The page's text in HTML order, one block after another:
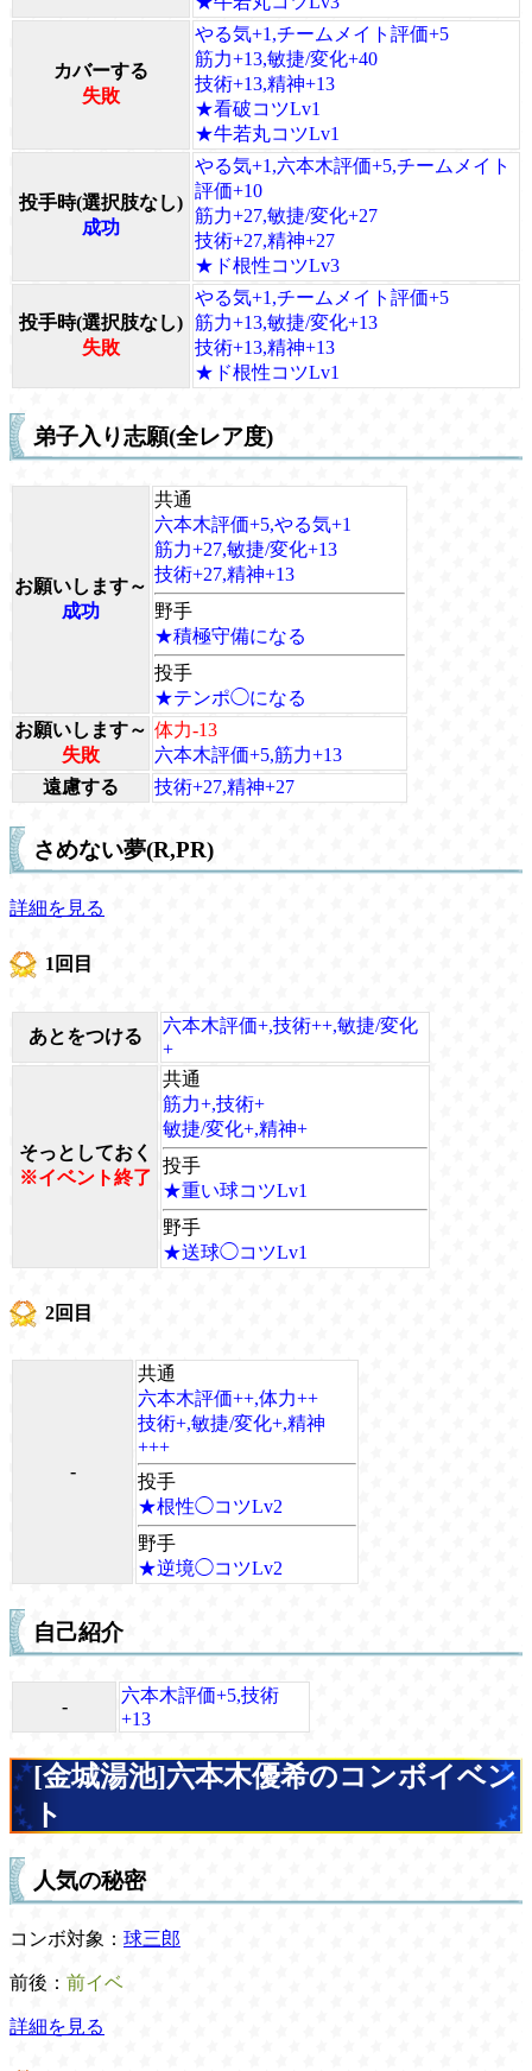
カバーする
失敗
やる気+1,チームメイト評価+5
筋力+13,敏捷/変化+40
技術+13,精神+13
★看破コツLv1
★牛若丸コツLv1
投手時(選択肢なし)
成功
やる気+1,六本木評価+5,チームメイト
評価+10
筋力+27,敏捷/変化+27
技術+27,精神+27
★ド根性コツLv3
投手時(選択肢なし)
失敗
やる気+1,チームメイト評価+5
筋力+13,敏捷/変化+13
技術+13,精神+13
★ド根性コツLv1
弟子入り志願(全レア度)
お願いします～
成功
共通
六本木評価+5,やる気+1
筋力+27,敏捷/変化+13
技術+27,精神+13
野手
★積極守備になる
投手
★テンポ◯になる
お願いします～
失敗
体力-13
六本木評価+5,筋力+13
遠慮する
技術+27,精神+27
さめない夢(R,PR)
詳細を見る
1回目
あとをつける
六本木評価+,技術++,敏捷/変化
+
そっとしておく
※イベント終了
共通
筋力+,技術+
敏捷/変化+,精神+
投手
★重い球コツLv1
野手
★送球◯コツLv1
2回目
-
共通
六本木評価++,体力++
技術+,敏捷/変化+,精神
+++
投手
★根性◯コツLv2
野手
★逆境◯コツLv2
自己紹介
-
六本木評価+5,技術
+13
[金城湯池]六本木優希のコンボイベン
ト
人気の秘密
コンボ対象： 球三郎
前後： 前イベ
詳細を見る